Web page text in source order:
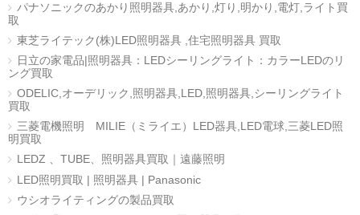
パナソニックのあかり照明器具,あかり,灯り,明かり,電灯,ライト買
取
東芝ライテック(株)LED照明器具 ,住宅照明器具 買取
日立の家電品|照明器具：LEDシーリングライト：カラーLEDのリ
ング買取
ODELIC,オーデリック,照明器具,LED,照明器具,シーリングライト
買取
三菱電機照明 MILIE（ミライエ）LED器具,LED電球,三菱LED照
明買取
LEDZ 、TUBE、照明器具買取｜遠藤照明
LED照明買取 | 照明器具 | Panasonic
ウシオライティングの製品買取